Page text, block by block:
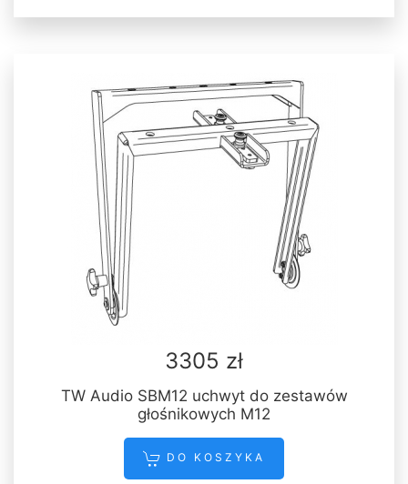
3305 zł
TW Audio SBM12 uchwyt do zestawów
głośnikowych M12
DO KOSZYKA